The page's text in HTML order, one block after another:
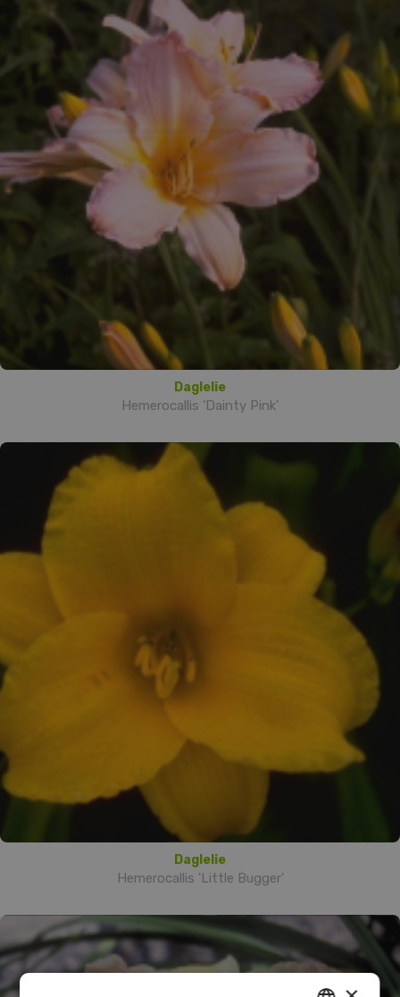
Daglelie
Hemerocallis 'Dainty Pink'
Daglelie
Hemerocallis 'Little Bugger'